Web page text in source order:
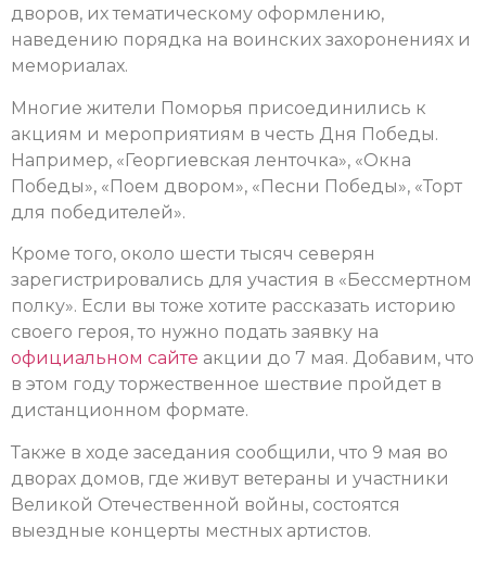
дворов, их тематическому оформлению,
наведению порядка на воинских захоронениях и
мемориалах.
Многие жители Поморья присоединились к
акциям и мероприятиям в честь Дня Победы.
Например, «Георгиевская ленточка», «Окна
Победы», «Поем двором», «Песни Победы», «Торт
для победителей».
Кроме того, около шести тысяч северян
зарегистрировались для участия в «Бессмертном
полку». Если вы тоже хотите рассказать историю
своего героя, то нужно подать заявку на
официальном сайте акции до 7 мая. Добавим, что
в этом году торжественное шествие пройдет в
дистанционном формате.
Также в ходе заседания сообщили, что 9 мая во
дворах домов, где живут ветераны и участники
Великой Отечественной войны, состоятся
выездные концерты местных артистов.